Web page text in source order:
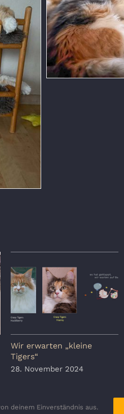
Wir erwarten „kleine
Tigers“
28. November 2024
deinem Einverständnis aus.